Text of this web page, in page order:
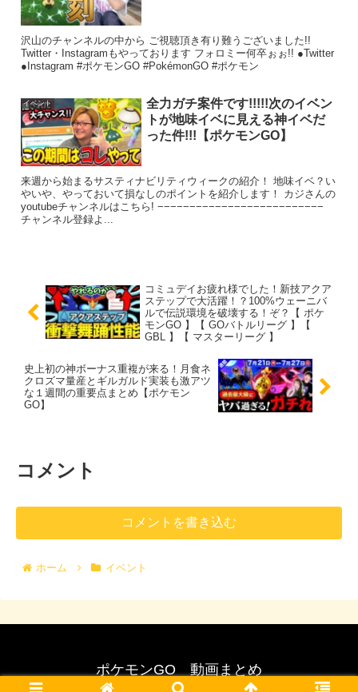
沢山のチャンネルの中から ご視聴頂き有り難うございました!!
Twitter・Instagramもやっております フォロミー何卒ぉぉ!! ●Twitter
●Instagram #ポケモンGO #PokémonGO #ポケモン
イベント
全力ガチ案件です!!!!!次のイベン
トが地味イベに見える神イベだ
った件!!!【ポケモンGO】
来週から始まるサスティナビリティウィークの紹介！ 地味イベ？い
やいや、やっておいて損なしのポイントを紹介します！ カジさんの
youtubeチャンネルはこちら! −−−−−−−−−−−−−−−−−−−−−−−−−−
チャンネル登録よ...
コミュデイお疲れ様でした！新技アクア
ステップで大活躍！？100%ウェーニバ
ルで伝説環境を破壊する！ぞ？【 ポケ
モンGO 】【 GOバトルリーグ 】【
GBL 】【 マスターリーグ 】
史上初の神ボーナス重複が来る！月食ネ
クロズマ量産とギルガルド実装も激アツ
な１週間の重要点まとめ【ポケモン
GO】
コメント
コメントを書き込む
ホーム イベント
ポケモンGO 動画まとめ